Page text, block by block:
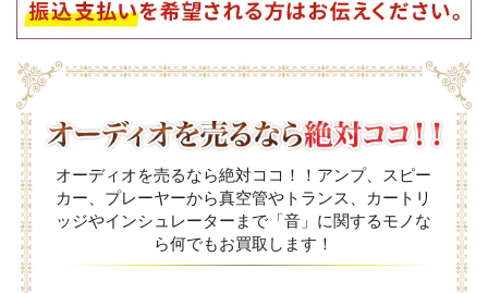
オーディオを売るなら絶対ココ！！アンプ、スピー
カー、プレーヤーから真空管やトランス、カートリ
ッジやインシュレーターまで「音」に関するモノな
ら何でもお買取します！